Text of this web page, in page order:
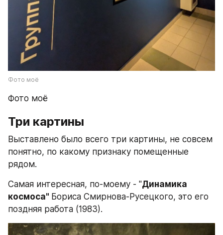
Фото моё
Фото моё
Три картины
Выставлено было всего три картины, не совсем
понятно, по какому признаку помещенные
рядом.
Самая интересная, по-моему - "Динамика
космоса" Бориса Смирнова-Русецкого, это его
поздняя работа (1983).